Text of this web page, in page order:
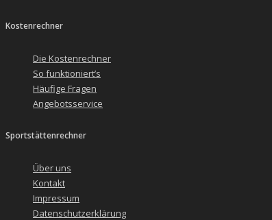
Kostenrechner
Die Kostenrechner
So funktioniert’s
Häufige Fragen
Angebotsservice
Sportstättenrechner
Über uns
Kontakt
Impressum
Datenschutzerklärung